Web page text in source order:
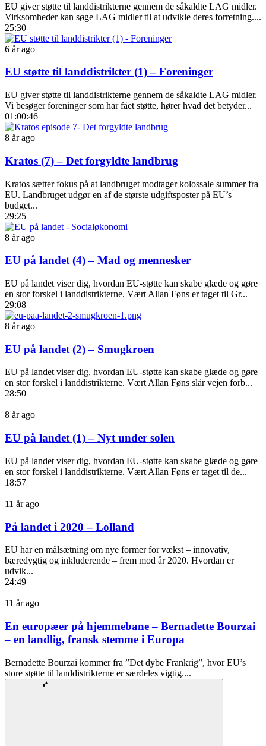
EU giver støtte til landdistrikterne gennem de såkaldte LAG midler.
Virksomheder kan søge LAG midler til at udvikle deres forretning....
25:30
6 år ago
EU støtte til landdistrikter (1) – Foreninger
EU giver støtte til landdistrikterne gennem de såkaldte LAG midler.
Vi besøger foreninger som har fået støtte, hører hvad det betyder...
01:00:46
8 år ago
Kratos (7) – Det forgyldte landbrug
Kratos sætter fokus på at landbruget modtager kolossale summer fra
EU. Landbruget udgør en af de største udgiftsposter på EU’s
budget...
29:25
8 år ago
EU på landet (4) – Mad og mennesker
EU på landet viser dig, hvordan EU-støtte kan skabe glæde og gøre
en stor forskel i landdistrikterne. Vært Allan Føns er taget til Gr...
29:08
8 år ago
EU på landet (2) – Smugkroen
EU på landet viser dig, hvordan EU-støtte kan skabe glæde og gøre
en stor forskel i landdistrikterne. Vært Allan Føns slår vejen forb...
28:50
8 år ago
EU på landet (1) – Nyt under solen
EU på landet viser dig, hvordan EU-støtte kan skabe glæde og gøre
en stor forskel i landdistrikterne. Vært Allan Føns er taget til de...
18:57
11 år ago
På landet i 2020 – Lolland
EU har en målsætning om nye former for vækst – innovativ,
bæredygtig og inkluderende – frem mod år 2020. Hvordan er
udvik...
24:49
11 år ago
En europæer på hjemmebane – Bernadette Bourzai
– en landlig, fransk stemme i Europa
Bernadette Bourzai kommer fra ”Det dybe Frankrig”, hvor EU’s
store støtte til landdistrikterne er særdeles vigtig....